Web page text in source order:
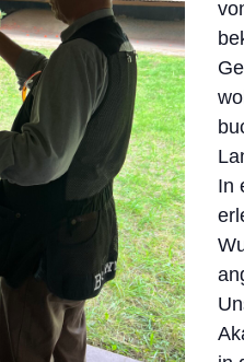
In